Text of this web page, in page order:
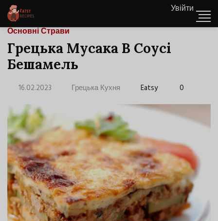
Увійти
Основні Страви
Грецька Мусака В Соусі
Бешамель
16.02.2023 Грецька Кухня Eatsy 0